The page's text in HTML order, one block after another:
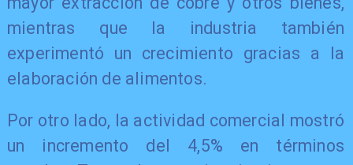
mientras que la industria también
experimentó un crecimiento gracias a la
elaboración de alimentos.
Por otro lado, la actividad comercial mostró
un incremento del 4,5% en términos